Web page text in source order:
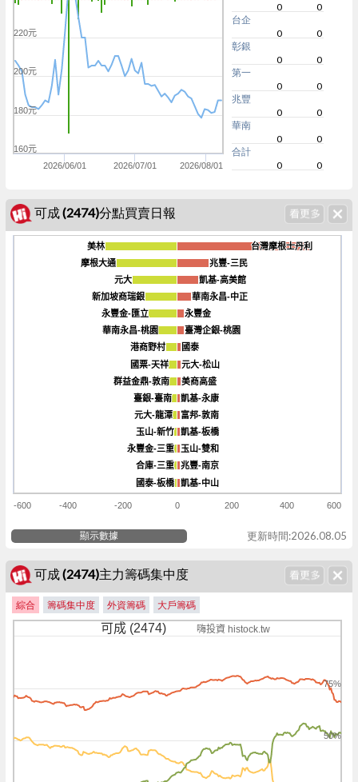
2026/06/01 2026/07/01 2026/08/01
160元
180元
200元
220元
-90k
0
0
台企
0
0
彰銀
0
0
第一
0
0
兆豐
0
0
華南
0
0
合計
0
0
可成 (2474)分點買賣日報
台灣摩根士丹利
台灣摩根士丹利
兆豐-三民
兆豐-三民
凱基-高美館
凱基-高美館
華南永昌-中正
華南永昌-中正
永豐金
永豐金
臺灣企銀-桃園
臺灣企銀-桃園
國泰
國泰
元大-松山
元大-松山
美商高盛
美商高盛
凱基-永康
凱基-永康
富邦-敦南
富邦-敦南
凱基-板橋
凱基-板橋
玉山-雙和
玉山-雙和
兆豐-南京
兆豐-南京
凱基-中山
凱基-中山
美林
美林
摩根大通
摩根大通
元大
元大
新加坡商瑞銀
新加坡商瑞銀
永豐金-匯立
永豐金-匯立
華南永昌-桃園
華南永昌-桃園
港商野村
港商野村
國票-天祥
國票-天祥
群益金鼎-敦南
群益金鼎-敦南
臺銀-臺南
臺銀-臺南
元大-龍潭
元大-龍潭
玉山-新竹
玉山-新竹
永豐金-三重
永豐金-三重
合庫-三重
合庫-三重
國泰-板橋
國泰-板橋
-400 -200 0 200 400 600
-600
顯示數據 更新時間:2026.08.05
可成 (2474)主力籌碼集中度
綜合 籌碼集中度 外資籌碼 大戶籌碼
可成 (2474) 嗨投資 histock.tw
50%
75%